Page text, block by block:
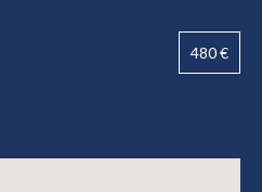
480 €